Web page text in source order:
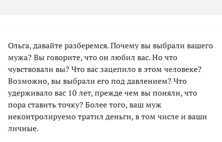
Ольга, давайте разберемся. Почему вы выбрали вашего
мужа? Вы говорите, что он любил вас. Но что
чувствовали вы? Что вас зацепило в этом человеке?
Возможно, вы выбрали его под давлением? Что
удерживало вас 10 лет, прежде чем вы поняли, что
пора ставить точку? Более того, ваш муж
неконтролируемо тратил деньги, в том числе и ваши
личные.